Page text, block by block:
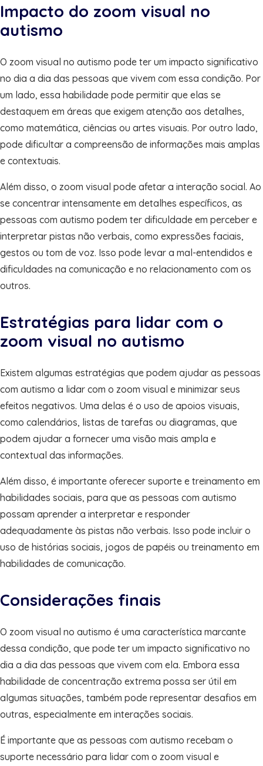
Impacto do zoom visual no
autismo
O zoom visual no autismo pode ter um impacto significativo
no dia a dia das pessoas que vivem com essa condição. Por
um lado, essa habilidade pode permitir que elas se
destaquem em áreas que exigem atenção aos detalhes,
como matemática, ciências ou artes visuais. Por outro lado,
pode dificultar a compreensão de informações mais amplas
e contextuais.
Além disso, o zoom visual pode afetar a interação social. Ao
se concentrar intensamente em detalhes específicos, as
pessoas com autismo podem ter dificuldade em perceber e
interpretar pistas não verbais, como expressões faciais,
gestos ou tom de voz. Isso pode levar a mal-entendidos e
dificuldades na comunicação e no relacionamento com os
outros.
Estratégias para lidar com o
zoom visual no autismo
Existem algumas estratégias que podem ajudar as pessoas
com autismo a lidar com o zoom visual e minimizar seus
efeitos negativos. Uma delas é o uso de apoios visuais,
como calendários, listas de tarefas ou diagramas, que
podem ajudar a fornecer uma visão mais ampla e
contextual das informações.
Além disso, é importante oferecer suporte e treinamento em
habilidades sociais, para que as pessoas com autismo
possam aprender a interpretar e responder
adequadamente às pistas não verbais. Isso pode incluir o
uso de histórias sociais, jogos de papéis ou treinamento em
habilidades de comunicação.
Considerações finais
O zoom visual no autismo é uma característica marcante
dessa condição, que pode ter um impacto significativo no
dia a dia das pessoas que vivem com ela. Embora essa
habilidade de concentração extrema possa ser útil em
algumas situações, também pode representar desafios em
outras, especialmente em interações sociais.
É importante que as pessoas com autismo recebam o
suporte necessário para lidar com o zoom visual e